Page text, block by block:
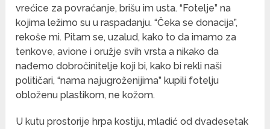
vrećice za povraćanje, brišu im usta. “Fotelje” na
kojima ležimo su u raspadanju. “Čeka se donacija”,
rekoše mi. Pitam se, uzalud, kako to da imamo za
tenkove, avione i oružje svih vrsta a nikako da
nađemo dobročinitelje koji bi, kako bi rekli naši
političari, “nama najugroženijima” kupili fotelju
obloženu plastikom, ne kožom.
U kutu prostorije hrpa kostiju, mladić od dvadesetak